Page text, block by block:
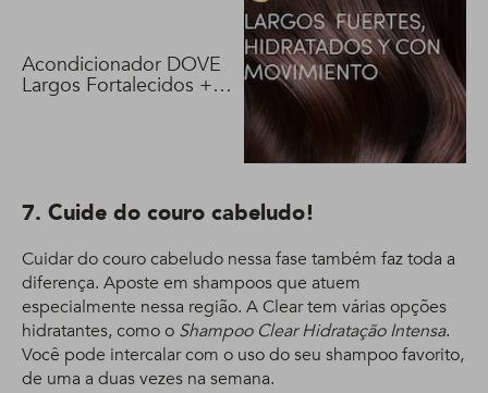
Acondicionador DOVE
Largos Fortalecidos +
7. Cuide do couro cabeludo!
Cuidar do couro cabeludo nessa fase também faz toda a
diferença. Aposte em shampoos que atuem
especialmente nessa região. A Clear tem várias opções
hidratantes, como o Shampoo Clear Hidratação Intensa.
Você pode intercalar com o uso do seu shampoo favorito,
de uma a duas vezes na semana.